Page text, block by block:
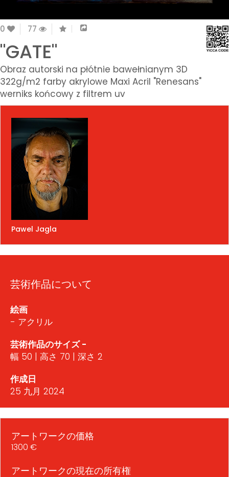
0 77
"GATE"
Obraz autorski na płótnie bawełnianym 3D
322g/m2 farby akrylowe Maxi Acril "Renesans"
werniks końcowy z filtrem uv
Pawel Jagla
芸術作品について
絵画
- アクリル
芸術作品のサイズ -
幅 50 | 高さ 70 | 深さ 2
作成日
25 九月 2024
アートワークの価格
1300 €
アートワークの現在の所有権